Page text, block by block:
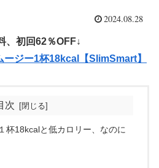
2024.08.28
、初回62％OFF↓
ジー1杯18kcal【SlimSmart】
次
杯18kcalと低カロリー、なのに